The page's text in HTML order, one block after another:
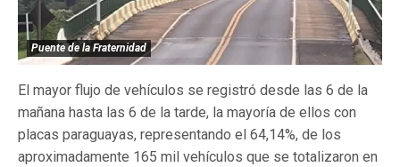
Puente de la Fraternidad
El mayor flujo de vehículos se registró desde las 6 de la
mañana hasta las 6 de la tarde, la mayoría de ellos con
placas paraguayas, representando el 64,14%, de los
aproximadamente 165 mil vehículos que se totalizaron en